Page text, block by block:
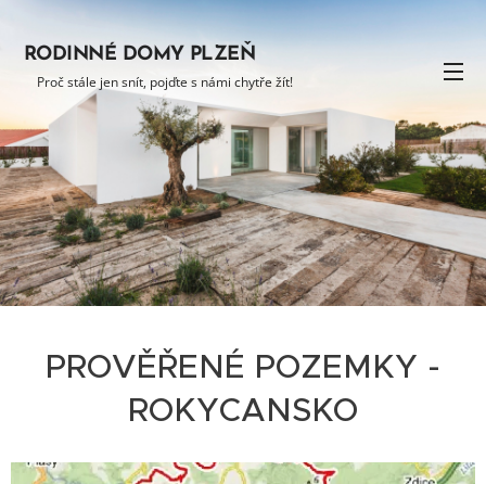
RODINNÉ DOMY PLZEŇ
Proč stále jen snít, pojďte s námi chytře žít!
PROVĚŘENÉ POZEMKY -
ROKYCANSKO